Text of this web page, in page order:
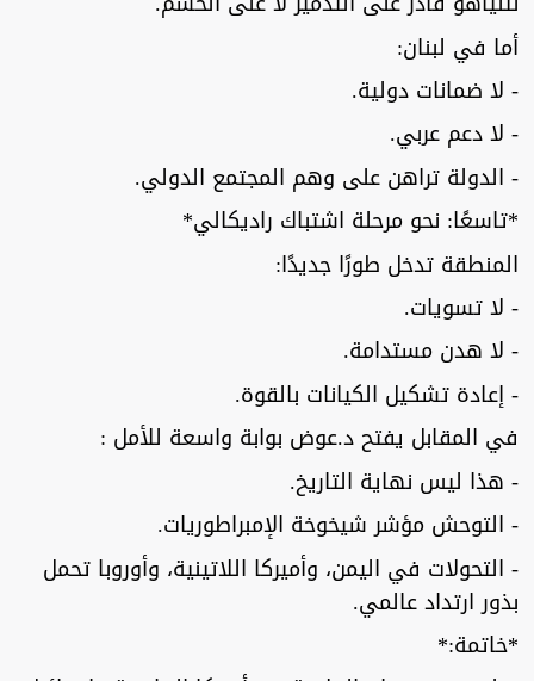
أما في لبنان:
- لا ضمانات دولية.
- لا دعم عربي.
- الدولة تراهن على وهم المجتمع الدولي.
*تاسعًا: نحو مرحلة اشتباك راديكالي*
المنطقة تدخل طورًا جديدًا:
- لا تسويات.
- لا هدن مستدامة.
- إعادة تشكيل الكيانات بالقوة.
في المقابل يفتح د.عوض بوابة واسعة للأمل :
- هذا ليس نهاية التاريخ.
- التوحش مؤشر شيخوخة الإمبراطوريات.
- التحولات في اليمن، وأميركا اللاتينية، وأوروبا تحمل
بذور ارتداد عالمي.
*خاتمة:*